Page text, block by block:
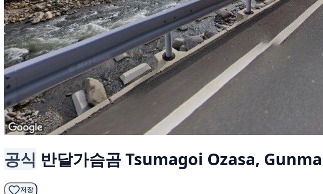
공식 반달가슴곰 Tsumagoi Ozasa, Gunma
저장